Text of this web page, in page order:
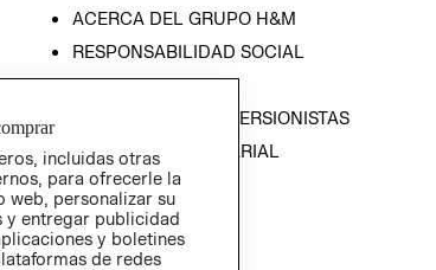
ACERCA DEL GRUPO H&M
RESPONSABILIDAD SOCIAL
PRENSA
RELACIÓN CON INVERSIONISTAS
POLÍTICA EMPRESARIAL
incluidas otras
para ofrecerle la
web, personalizar su
y entregar publicidad
y boletines
de redes